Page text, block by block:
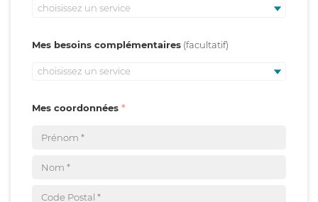
choisissez un service
Mes besoins complémentaires
choisissez un service
Mes coordonnées